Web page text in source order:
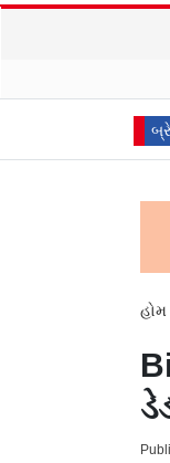
ભારતે આપ્યો જવાબ,
હોમ